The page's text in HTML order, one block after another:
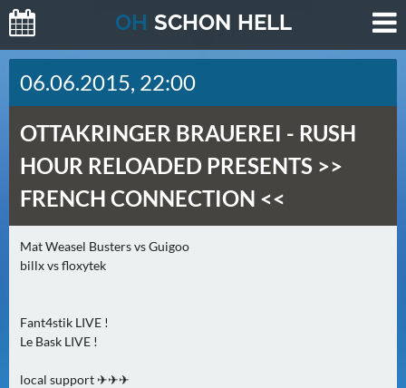
OH SCHON HELL
H
E
T
E
(
2
)
M
G
N
06.06.2015, 22:00
OTTAKRINGER BRAUEREI - RUSH
HOUR RELOADED PRESENTS >>
FRENCH CONNECTION <<
Mat Weasel Busters vs Guigoo
billx vs floxytek
Fant4stik LIVE !
Le Bask LIVE !
local support ✈✈✈